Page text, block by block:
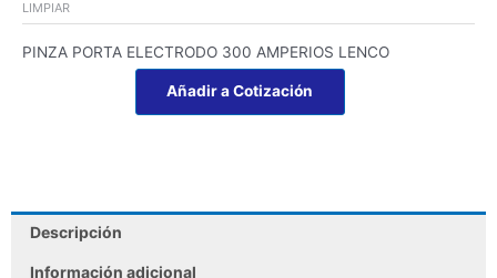
LIMPIAR
PINZA PORTA ELECTRODO 300 AMPERIOS LENCO
Añadir a Cotización
Descripción
Información adicional